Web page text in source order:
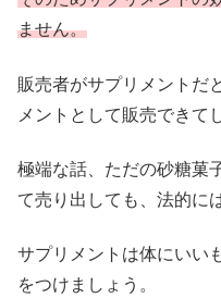
ません。
販売者がサプリメントだ
メントとして販売できて
極端な話、ただの砂糖菓
て売り出しても、法的に
サプリメントは体にいい
をつけましょう。